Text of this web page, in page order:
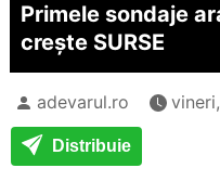
Primele sondaje
crește SURSE
adevarul.ro
Distribuie